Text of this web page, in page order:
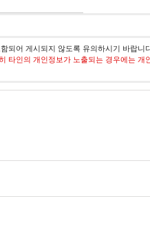
되어 게시되지 않도록 유의하시기 바랍니
타인의 개인정보가 노출되는 경우에는 개